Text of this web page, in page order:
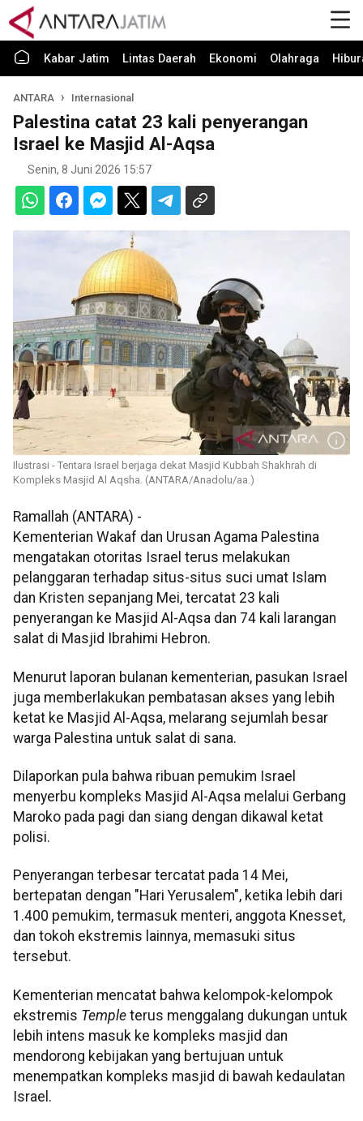
Kabar Jatim Lintas Daerah Ekonomi Olahraga
ANTARA Internasional
Palestina catat 23 kali penyerangan
Israel ke Masjid Al-Aqsa
Senin, 8 Juni 2026 15:57
Ilustrasi - Tentara Israel berjaga dekat Masjid Kubbah Shakhrah di
Kompleks Masjid Al Aqsha. (ANTARA/Anadolu/aa.)
Ramallah (ANTARA) -
Kementerian Wakaf dan Urusan Agama Palestina
mengatakan otoritas Israel terus melakukan
pelanggaran terhadap situs-situs suci umat Islam
dan Kristen sepanjang Mei, tercatat 23 kali
penyerangan ke Masjid Al-Aqsa dan 74 kali larangan
salat di Masjid Ibrahimi Hebron.
Menurut laporan bulanan kementerian, pasukan Israel
juga memberlakukan pembatasan akses yang lebih
ketat ke Masjid Al-Aqsa, melarang sejumlah besar
warga Palestina untuk salat di sana.
Dilaporkan pula bahwa ribuan pemukim Israel
menyerbu kompleks Masjid Al-Aqsa melalui Gerbang
Maroko pada pagi dan siang dengan dikawal ketat
polisi.
Penyerangan terbesar tercatat pada 14 Mei,
bertepatan dengan "Hari Yerusalem", ketika lebih dari
1.400 pemukim, termasuk menteri, anggota Knesset,
dan tokoh ekstremis lainnya, memasuki situs
tersebut.
Kementerian mencatat bahwa kelompok-kelompok
ekstremis Temple terus menggalang dukungan untuk
lebih intens masuk ke kompleks masjid dan
mendorong kebijakan yang bertujuan untuk
menempatkan kompleks masjid di bawah kedaulatan
Israel.